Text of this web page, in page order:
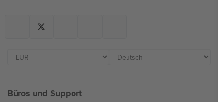
Büros und Support